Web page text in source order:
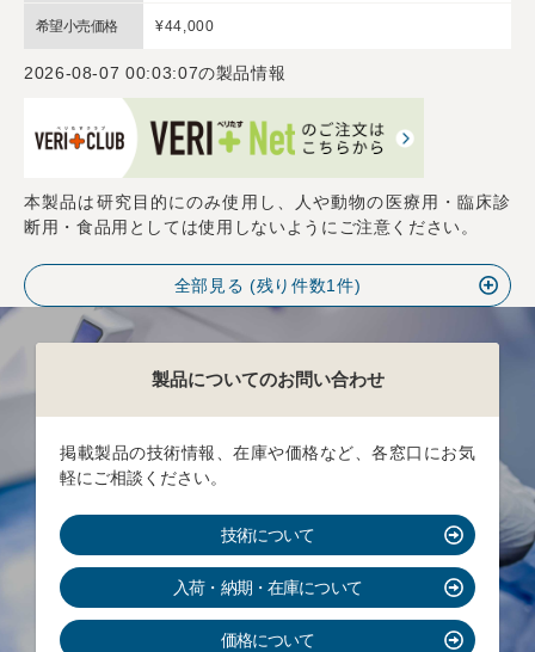
希望小売価格 ¥44,000
2026-08-07 00:03:07の製品情報
本製品は研究目的にのみ使用し、人や動物の医療用・臨床診
断用・食品用としては使用しないようにご注意ください。
全部見る (残り件数1 件)
製品についてのお問い合わせ
掲載製品の技術情報、在庫や価格など、各窓口にお気
軽にご相談ください。
技術について
入荷・納期・在庫について
価格について